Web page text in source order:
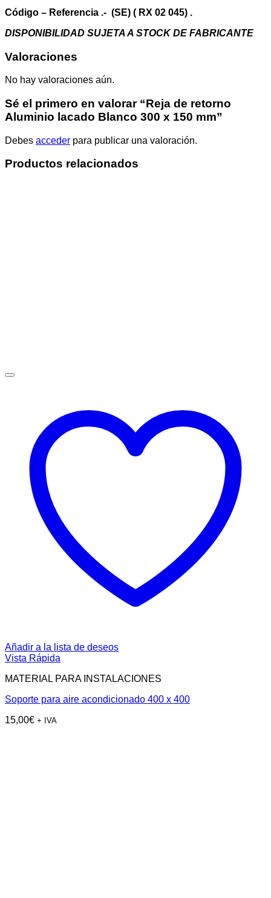
cantidad
Código – Referencia .- (SE) ( RX 02 045) .
DISPONIBILIDAD SUJETA A STOCK DE FABRICANTE
Valoraciones
No hay valoraciones aún.
Sé el primero en valorar “Reja de retorno
Aluminio lacado Blanco 300 x 150 mm”
Debes acceder para publicar una valoración.
Productos relacionados
Añadir a la lista de deseos
Vista Rápida
MATERIAL PARA INSTALACIONES
Soporte para aire acondicionado 400 x 400
15,00€ + IVA